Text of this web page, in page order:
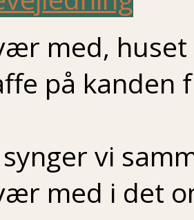
med,
på kanden
synger vi
med i det